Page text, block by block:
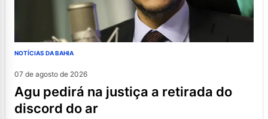
NOTÍCIAS DA BAHIA
07 de agosto de 2026
agu pedirá na justiça a retirada do
discord do ar